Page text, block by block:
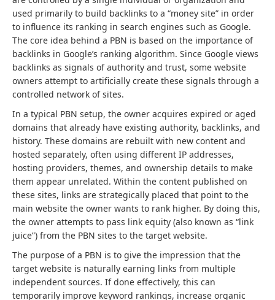
used primarily to build backlinks to a “money site” in order
to influence its ranking in search engines such as Google.
The core idea behind a PBN is based on the importance of
backlinks in Google’s ranking algorithm. Since Google views
backlinks as signals of authority and trust, some website
owners attempt to artificially create these signals through a
controlled network of sites.
In a typical PBN setup, the owner acquires expired or aged
domains that already have existing authority, backlinks, and
history. These domains are rebuilt with new content and
hosted separately, often using different IP addresses,
hosting providers, themes, and ownership details to make
them appear unrelated. Within the content published on
these sites, links are strategically placed that point to the
main website the owner wants to rank higher. By doing this,
the owner attempts to pass link equity (also known as “link
juice”) from the PBN sites to the target website.
The purpose of a PBN is to give the impression that the
target website is naturally earning links from multiple
independent sources. If done effectively, this can
temporarily improve keyword rankings, increase organic